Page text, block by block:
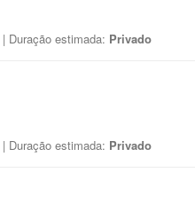
| Duração estimada: Privado
| Duração estimada: Privado